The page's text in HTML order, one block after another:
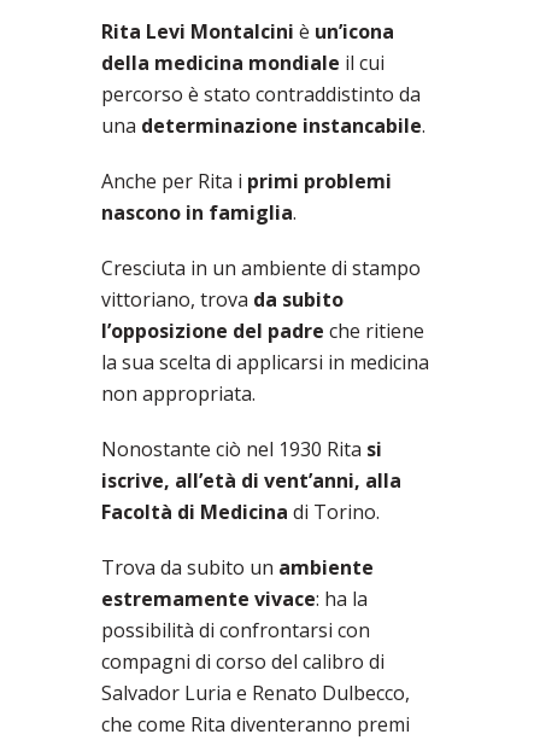
Rita Levi Montalcini è un’icona
della medicina mondiale il cui
percorso è stato contraddistinto da
una determinazione instancabile.
Anche per Rita i primi problemi
nascono in famiglia.
Cresciuta in un ambiente di stampo
vittoriano, trova da subito
l’opposizione del padre che ritiene
la sua scelta di applicarsi in medicina
non appropriata.
Nonostante ciò nel 1930 Rita si
iscrive, all’età di vent’anni, alla
Facoltà di Medicina di Torino.
Trova da subito un ambiente
estremamente vivace: ha la
possibilità di confrontarsi con
compagni di corso del calibro di
Salvador Luria e Renato Dulbecco,
che come Rita diventeranno premi